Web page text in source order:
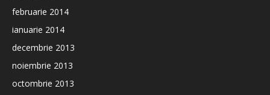
februarie 2014
ianuarie 2014
decembrie 2013
noiembrie 2013
octombrie 2013